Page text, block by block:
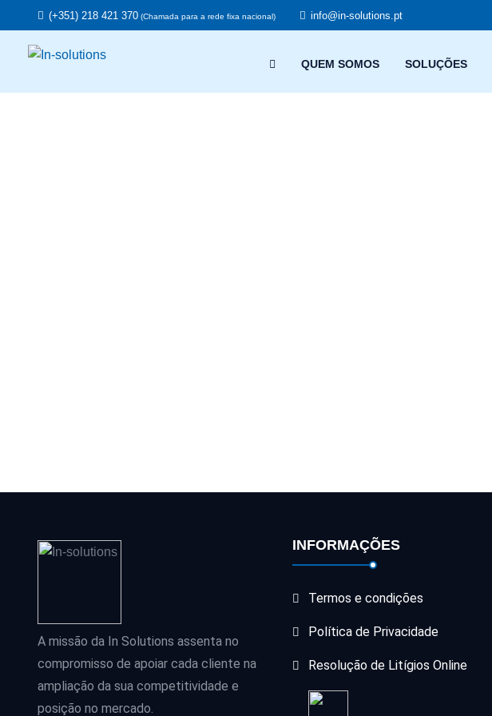
(+351) 218 421 370 (Chamada para a rede fixa nacional) info@in-solutions.pt
QUEM SOMOS SOLUÇÕES
A missão da In Solutions assenta no
compromisso de apoiar cada cliente na
ampliação da sua competitividade e
posição no mercado.
INFORMAÇÕES
Termos e condições
Política de Privacidade
Resolução de Litígios Online